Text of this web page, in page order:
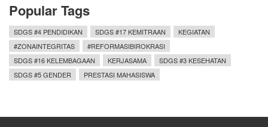
Popular Tags
SDGS #4 PENDIDIKAN SDGS #17 KEMITRAAN
KEGIATAN
#ZONAINTEGRITAS
#REFORMASIBIROKRASI
SDGS #16 KELEMBAGAAN
KERJASAMA
SDGS #3 KESEHATAN
SDGS #5 GENDER
PRESTASI MAHASISWA